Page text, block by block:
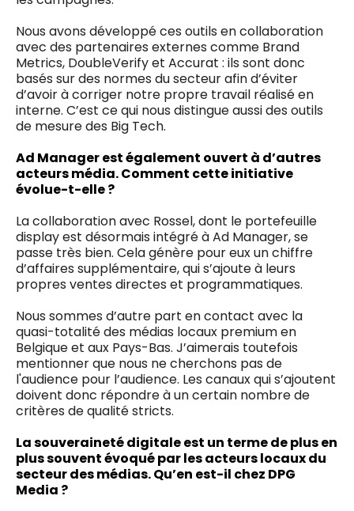
Nous avons développé ces outils en collaboration
avec des partenaires externes comme Brand
Metrics, DoubleVerify et Accurat : ils sont donc
basés sur des normes du secteur afin d’éviter
d’avoir à corriger notre propre travail réalisé en
interne. C’est ce qui nous distingue aussi des outils
de mesure des Big Tech.
Ad Manager est également ouvert à d’autres
acteurs média. Comment cette initiative
évolue-t-elle ?
La collaboration avec Rossel, dont le portefeuille
display est désormais intégré à Ad Manager, se
passe très bien. Cela génère pour eux un chiffre
d’affaires supplémentaire, qui s’ajoute à leurs
propres ventes directes et programmatiques.
Nous sommes d’autre part en contact avec la
quasi-totalité des médias locaux premium en
Belgique et aux Pays-Bas. J’aimerais toutefois
mentionner que nous ne cherchons pas de
l'audience pour l’audience. Les canaux qui s’ajoutent
doivent donc répondre à un certain nombre de
critères de qualité stricts.
La souveraineté digitale est un terme de plus en
plus souvent évoqué par les acteurs locaux du
secteur des médias. Qu’en est-il chez DPG
Media ?